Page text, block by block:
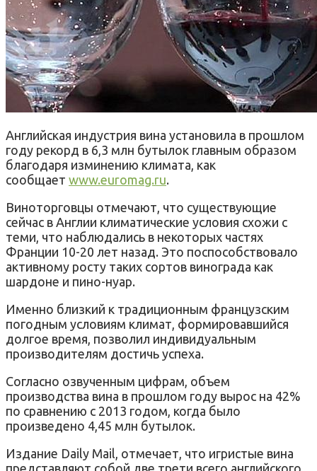
Английская индустрия вина установила в прошлом
году рекорд в 6,3 млн бутылок главным образом
благодаря изминению климата, как
сообщает www.euromag.ru.
Виноторговцы отмечают, что существующие
сейчас в Англии климатические условия схожи с
теми, что наблюдались в некоторых частях
Франции 10-20 лет назад. Это поспособствовало
активному росту таких сортов винограда как
шардоне и пино-нуар.
Именно близкий к традиционным французским
погодным условиям климат, формировавшийся
долгое время, позволил индивидуальным
производителям достичь успеха.
Согласно озвученным цифрам, объем
производства вина в прошлом году вырос на 42%
по сравнению с 2013 годом, когда было
произведено 4,45 млн бутылок.
Издание Daily Mail, отмечает, что игристые вина
представляют собой две трети всего английского